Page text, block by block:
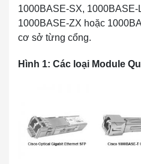
1000BASE-SX,
1000BASE-ZX hoặc
cơ sở từng cổng.
Hình 1: Các loại Module